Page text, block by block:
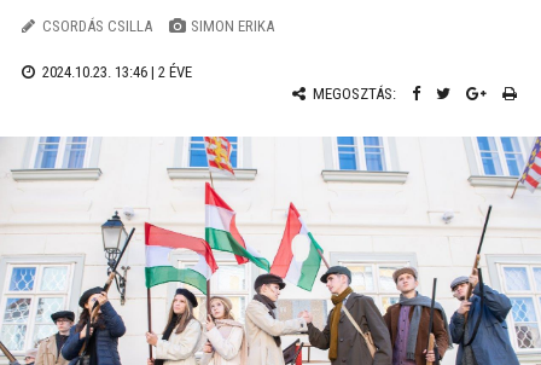
CSORDÁS CSILLA SIMON ERIKA
2024.10.23. 13:46 | 2 ÉVE
MEGOSZTÁS: